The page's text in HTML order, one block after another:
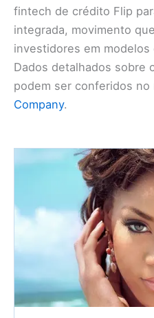
fintech de crédito Flip
integrada, movimento
investidores em modelos
Dados detalhados sobre
podem ser conferidos no
Company.